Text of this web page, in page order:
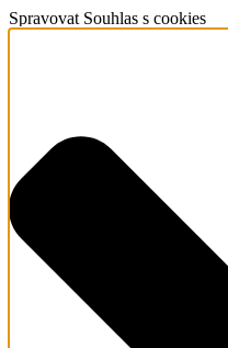
Spravovat Souhlas s cookies